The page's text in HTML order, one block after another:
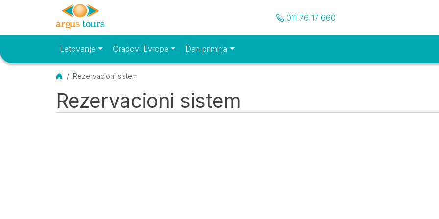
Pozovite nas
011 76 17 660
Osnovni meniLetovanje Gradovi Evrope Dan primirja
Početna
Rezervacioni sistem
Rezervacioni sistem